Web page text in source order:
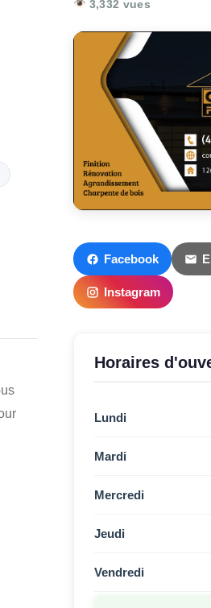
3,332 vues
Facebook
Instagram
Horaires
Lundi
Mardi
Mercredi
Jeudi
Vendredi